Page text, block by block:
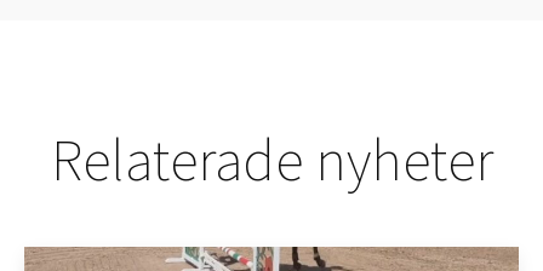
Relaterade nyheter